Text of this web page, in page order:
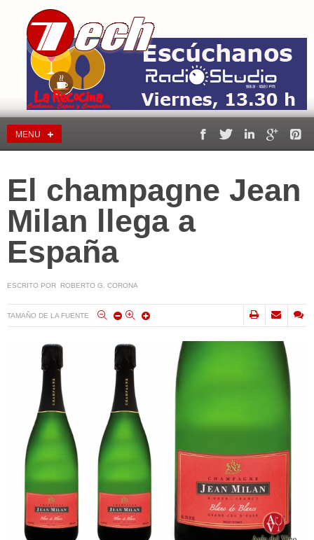
MENU
El champagne Jean
Milan llega a
España
ESCRITO POR ROBERTO G. CORONA
TAMAÑO DE LA FUENTE